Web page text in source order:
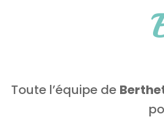
Toute l’équipe de